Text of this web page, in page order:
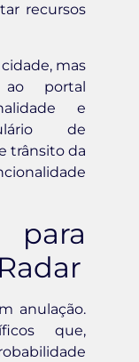
recursos
mas
ao portal
e
de
trânsito da
para
anulação.
que,